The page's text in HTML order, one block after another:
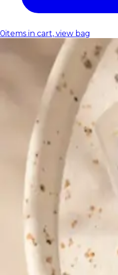
0items in cart, view bag